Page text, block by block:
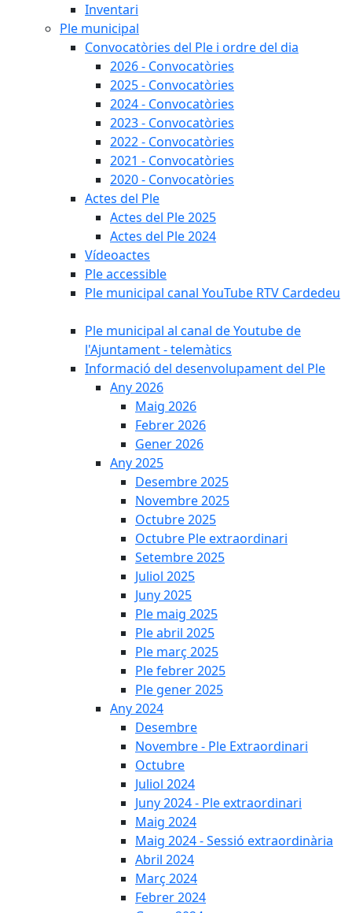
Inventari
Ple municipal
Convocatòries del Ple i ordre del dia
2026 - Convocatòries
2025 - Convocatòries
2024 - Convocatòries
2023 - Convocatòries
2022 - Convocatòries
2021 - Convocatòries
2020 - Convocatòries
Actes del Ple
Actes del Ple 2025
Actes del Ple 2024
Vídeoactes
Ple accessible
Ple municipal canal YouTube RTV Cardedeu
Ple municipal al canal de Youtube de
l'Ajuntament - telemàtics
Informació del desenvolupament del Ple
Any 2026
Maig 2026
Febrer 2026
Gener 2026
Any 2025
Desembre 2025
Novembre 2025
Octubre 2025
Octubre Ple extraordinari
Setembre 2025
Juliol 2025
Juny 2025
Ple maig 2025
Ple abril 2025
Ple març 2025
Ple febrer 2025
Ple gener 2025
Any 2024
Desembre
Novembre - Ple Extraordinari
Octubre
Juliol 2024
Juny 2024 - Ple extraordinari
Maig 2024
Maig 2024 - Sessió extraordinària
Abril 2024
Març 2024
Febrer 2024